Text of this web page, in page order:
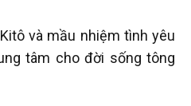
và mầu nhiệm tình yêu
tâm cho đời sống tông